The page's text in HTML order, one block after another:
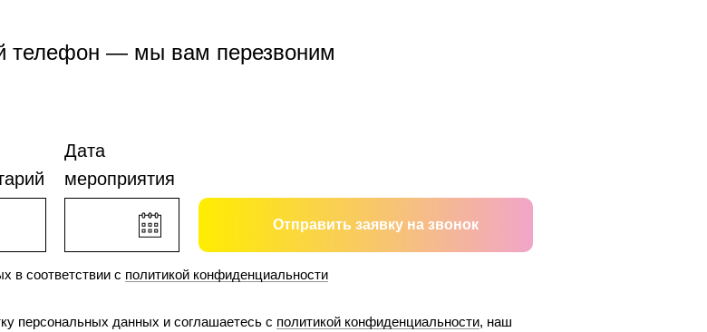
телефон — мы вам перезвоним
Дата
мероприятия
в соответствии с политикой конфиденциальности
Отправить заявку на звонок
персональных данных и соглашаетесь c политикой конфиденциальности, наш